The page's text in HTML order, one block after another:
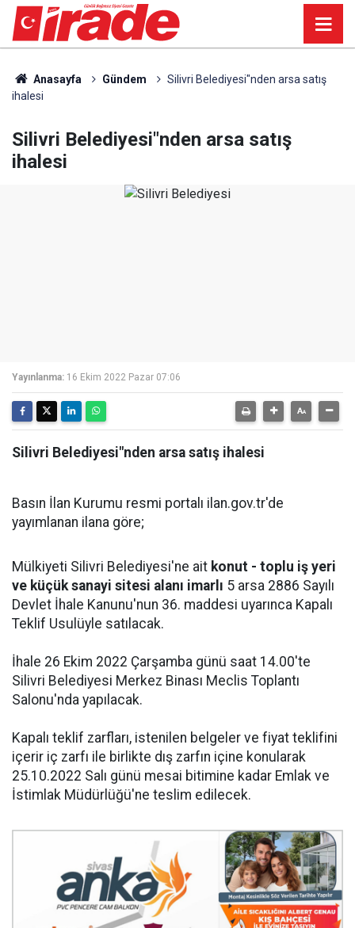
Anasayfa Gündem
Silivri Belediyesi"nden arsa satış
ihalesi
Silivri Belediyesi"nden arsa satış
ihalesi
Yayınlanma: 16 Ekim 2022 Pazar 07:06
Silivri Belediyesi"nden arsa satış ihalesi
Basın İlan Kurumu resmi portalı ilan.gov.tr'de
yayımlanan ilana göre;
Mülkiyeti Silivri Belediyesi'ne ait konut - toplu iş yeri
ve küçük sanayi sitesi alanı imarlı 5 arsa 2886 Sayılı
Devlet İhale Kanunu'nun 36. maddesi uyarınca Kapalı
Teklif Usulüyle satılacak.
İhale 26 Ekim 2022 Çarşamba günü saat 14.00'te
Silivri Belediyesi Merkez Binası Meclis Toplantı
Salonu'nda yapılacak.
Kapalı teklif zarfları, istenilen belgeler ve fiyat teklifini
içerir iç zarfı ile birlikte dış zarfın içine konularak
25.10.2022 Salı günü mesai bitimine kadar Emlak ve
İstimlak Müdürlüğü'ne teslim edilecek.